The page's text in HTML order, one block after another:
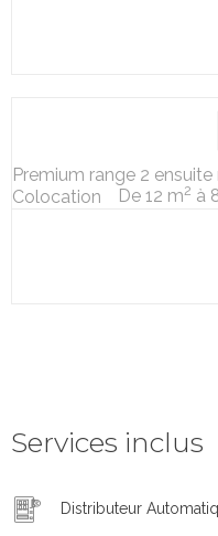
Premium range 2
Colocation
De 12 m2 à
Services inclus
Distributeur